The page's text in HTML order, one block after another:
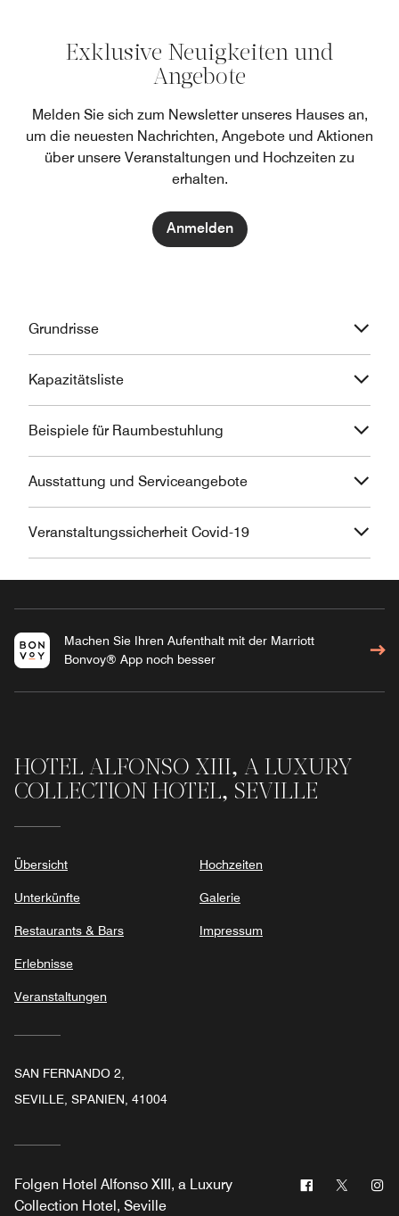
Exklusive Neuigkeiten und
Angebote
Melden Sie sich zum Newsletter unseres Hauses an,
um die neuesten Nachrichten, Angebote und Aktionen
über unsere Veranstaltungen und Hochzeiten zu
erhalten.
Anmelden
Grundrisse
Kapazitätsliste
Beispiele für Raumbestuhlung
Ausstattung und Serviceangebote
Veranstaltungssicherheit Covid-19
Machen Sie Ihren Aufenthalt mit der Marriott
Bonvoy® App noch besser
HOTEL ALFONSO XIII, A LUXURY
COLLECTION HOTEL, SEVILLE
Übersicht
Unterkünfte
Restaurants & Bars
Erlebnisse
Veranstaltungen
Hochzeiten
Galerie
Impressum
SAN FERNANDO 2,
SEVILLE, SPANIEN, 41004
Folgen Hotel Alfonso XIII, a Luxury
Collection Hotel, Seville
Facebook
Twitter